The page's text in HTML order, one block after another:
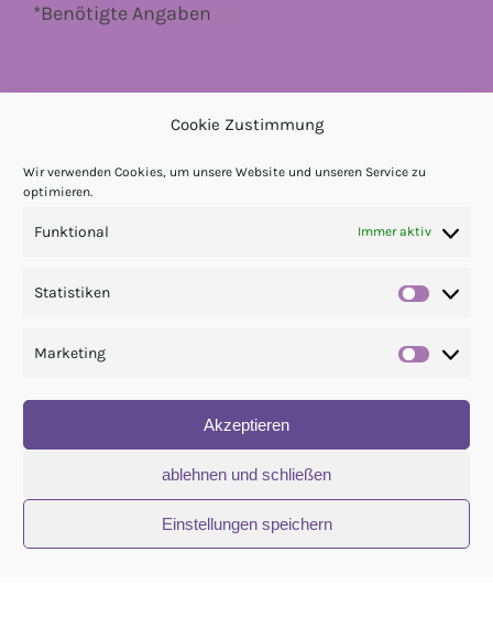
Cookie Zustimmung
Wir verwenden Cookies, um unsere Website und unseren Service zu
optimieren.
Funktional Immer aktiv
Statistiken
Marketing
Akzeptieren
ablehnen und schließen
Einstellungen speichern
*Benötigte Angaben
Danke für deinen Besuch!